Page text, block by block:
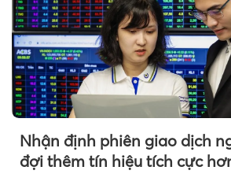
Nhận định phiên giao dịch
đợi thêm tín hiệu tích cực